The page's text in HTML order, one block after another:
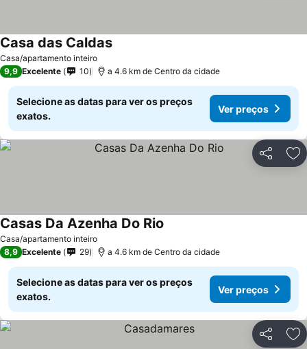
Casa/apartamento inteiro
Casa das CaldasVer preços
9,9 Excelente 10 a 4.6 km de Centro da cidade
Selecione as datas para ver os preços
exatos.
Ver preços
Partilhar
Casa/apartamento inteiro
Casas Da Azenha Do Rio
8,9 Excelente 29 a 4.6 km de Centro da cidade
Selecione as datas para ver os preços
exatos.
Ver preços
Partilhar